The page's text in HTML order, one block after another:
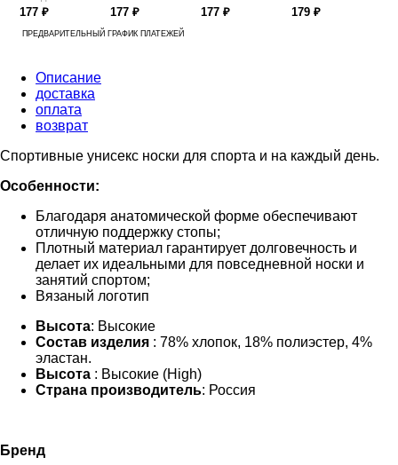
177 ₽ 177 ₽ 177 ₽ 179 ₽
ПРЕДВАРИТЕЛЬНЫЙ ГРАФИК ПЛАТЕЖЕЙ
Описание
доставка
оплата
возврат
Спортивные унисекс носки для спорта и на каждый день.
Особенности:
Благодаря анатомической форме обеспечивают
отличную поддержку стопы;
Плотный материал гарантирует долговечность и
делает их идеальными для повседневной носки и
занятий спортом;
Вязаный логотип
Высота: Высокие
Состав изделия : 78% хлопок, 18% полиэстер, 4%
эластан.
Высота : Высокие (High)
Страна производитель: Россия
Бренд